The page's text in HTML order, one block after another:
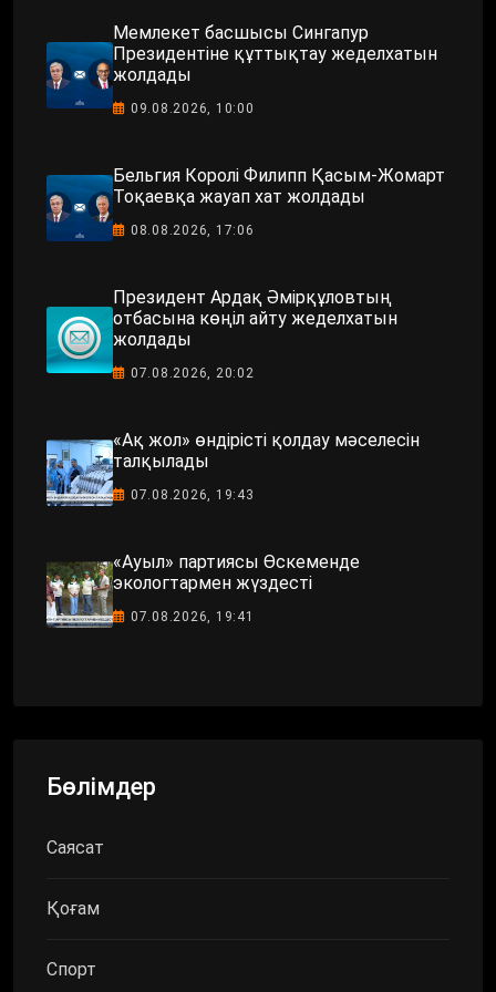
Мемлекет басшысы Сингапур
Президентіне құттықтау жеделхатын
жолдады
09.08.2026, 10:00
Бельгия Королі Филипп Қасым-Жомарт
Тоқаевқа жауап хат жолдады
08.08.2026, 17:06
Президент Ардақ Әмірқұловтың
отбасына көңіл айту жеделхатын
жолдады
07.08.2026, 20:02
«Ақ жол» өндірісті қолдау мәселесін
талқылады
07.08.2026, 19:43
«Ауыл» партиясы Өскеменде
экологтармен жүздесті
07.08.2026, 19:41
Бөлімдер
Саясат
Қоғам
Спорт